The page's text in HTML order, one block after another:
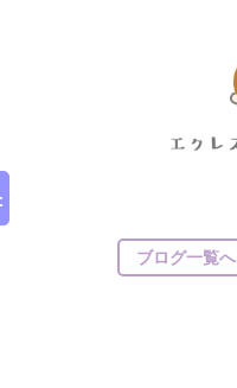
ブログ一覧へ